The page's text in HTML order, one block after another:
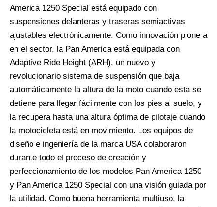
America 1250 Special está equipado con
suspensiones delanteras y traseras semiactivas
ajustables electrónicamente. Como innovación pionera
en el sector, la Pan America está equipada con
Adaptive Ride Height (ARH), un nuevo y
revolucionario sistema de suspensión que baja
automáticamente la altura de la moto cuando esta se
detiene para llegar fácilmente con los pies al suelo, y
la recupera hasta una altura óptima de pilotaje cuando
la motocicleta está en movimiento. Los equipos de
diseño e ingeniería de la marca USA colaboraron
durante todo el proceso de creación y
perfeccionamiento de los modelos Pan America 1250
y Pan America 1250 Special con una visión guiada por
la utilidad. Como buena herramienta multiuso, la